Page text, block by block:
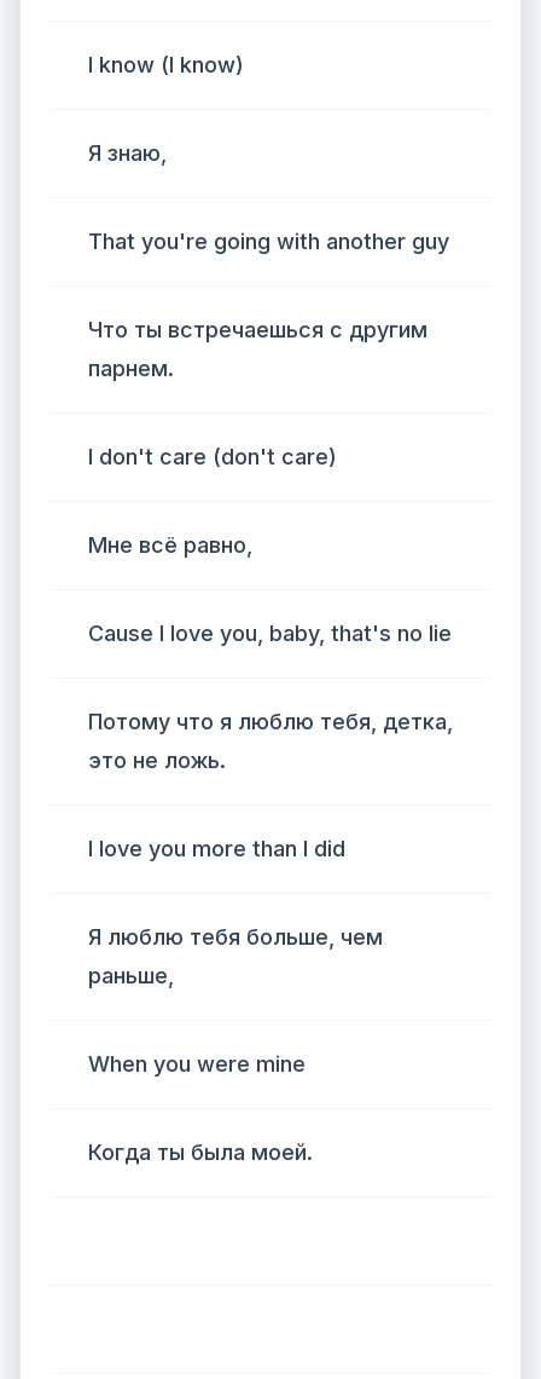
I know (I know)
Я знаю,
That you're going with another guy
Что ты встречаешься с другим
парнем.
I don't care (don't care)
Мне всё равно,
Cause I love you, baby, that's no lie
Потому что я люблю тебя, детка,
это не ложь.
I love you more than I did
Я люблю тебя больше, чем
раньше,
When you were mine
Когда ты была моей.